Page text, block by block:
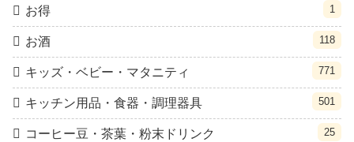
お得 1
お酒 118
キッズ・ベビー・マタニティ 771
キッチン用品・食器・調理器具 501
コーヒー豆・茶葉・粉末ドリンク 25